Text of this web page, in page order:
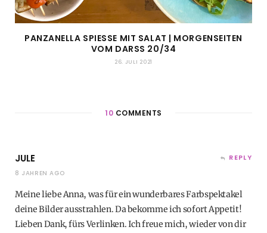
PANZANELLA SPIESSE MIT SALAT | MORGENSEITEN V
OM DARSS 20/34
26. JULI 2021
10 COMMENTS
JULE
8 JAHREN AGO
REPLY
Meine liebe Anna, was für ein wunderbares Farbspektakel
deine Bilder ausstrahlen. Da bekomme ich sofort Appetit!
Lieben Dank, fürs Verlinken. Ich freue mich, wieder von dir